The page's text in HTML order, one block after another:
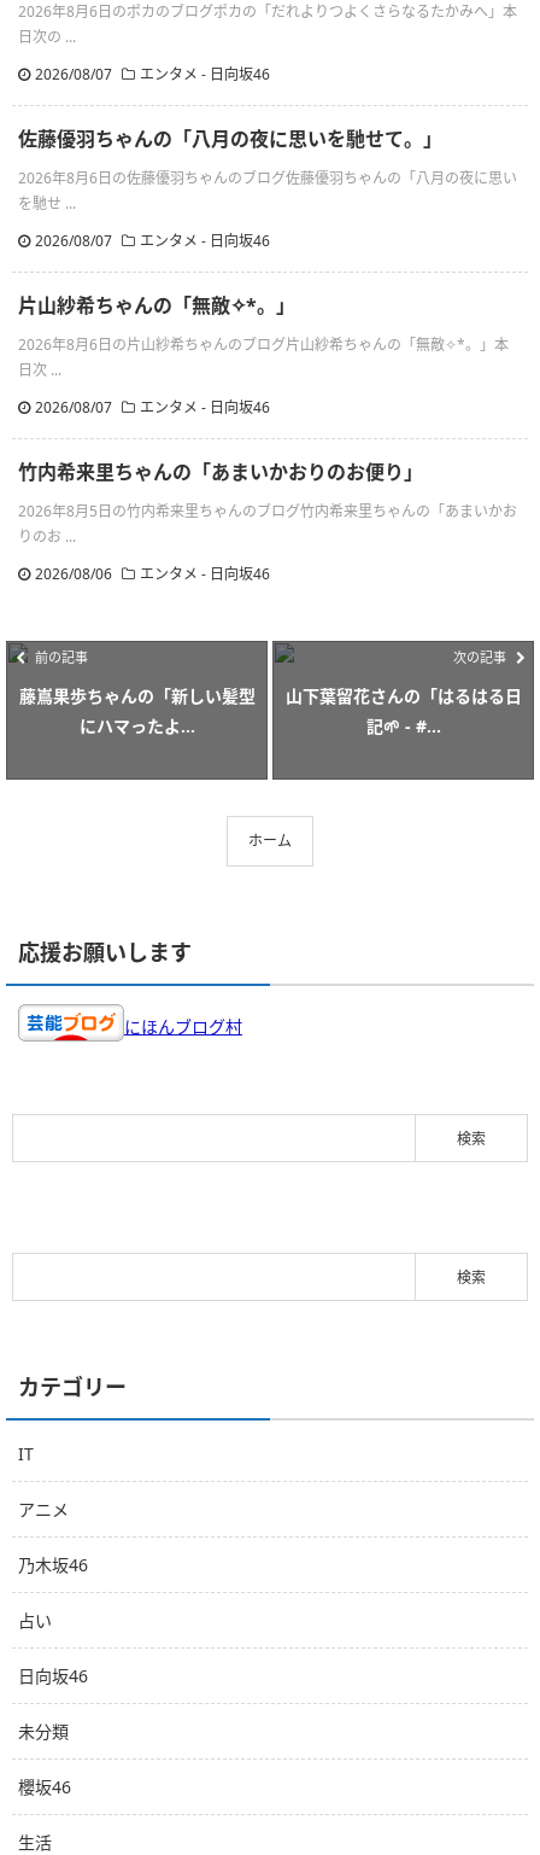
2026年8月6日のポカのブログポカの「だれよりつよくさらなるたかみへ」本
日次の ...
2026/08/07
エンタメ - 日向坂46
佐藤優羽ちゃんの「八月の夜に思いを馳せて。」
2026年8月6日の佐藤優羽ちゃんのブログ佐藤優羽ちゃんの「八月の夜に思い
を馳せ ...
2026/08/07
エンタメ - 日向坂46
片山紗希ちゃんの「無敵✧︎*。」
2026年8月6日の片山紗希ちゃんのブログ片山紗希ちゃんの「無敵✧︎*。」本
日次 ...
2026/08/07
エンタメ - 日向坂46
竹内希来里ちゃんの「あまいかおりのお便り」
2026年8月5日の竹内希来里ちゃんのブログ竹内希来里ちゃんの「あまいかお
りのお ...
2026/08/06
エンタメ - 日向坂46
前の記事
藤嶌果歩ちゃんの「新しい髪型
にハマったよ...
次の記事
山下葉留花さんの「はるはる日
記🌱 - #...
ホーム
応援お願いします
にほんブログ村
カテゴリー
IT
アニメ
乃木坂46
占い
日向坂46
未分類
櫻坂46
生活